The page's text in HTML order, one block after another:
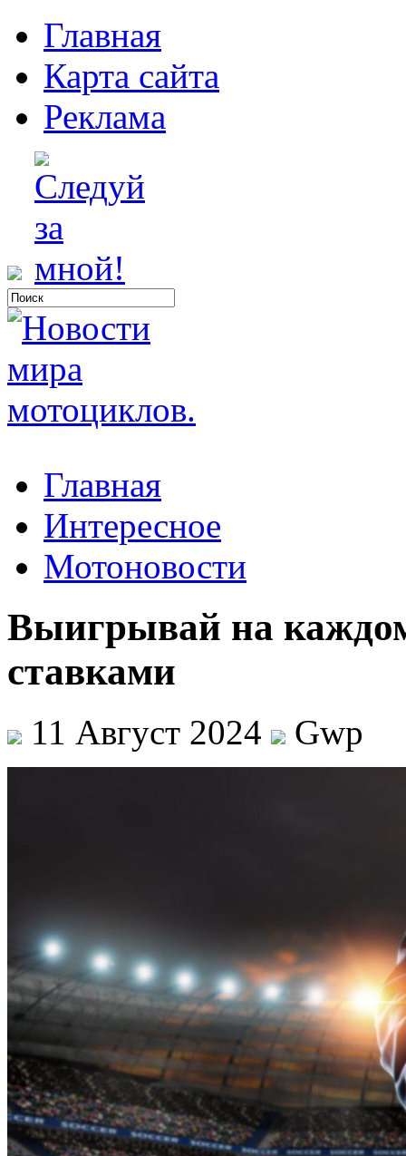
Главная
Карта сайта
Реклама
Главная
Интересное
Мотоновости
Выигрывай на
ставками
11 Август 2024 Gwp